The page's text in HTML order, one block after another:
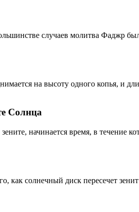
случаев молитва Фаджр
на высоту одного копья, и
Солнца
начинается время, в течение
как солнечный диск пересечет